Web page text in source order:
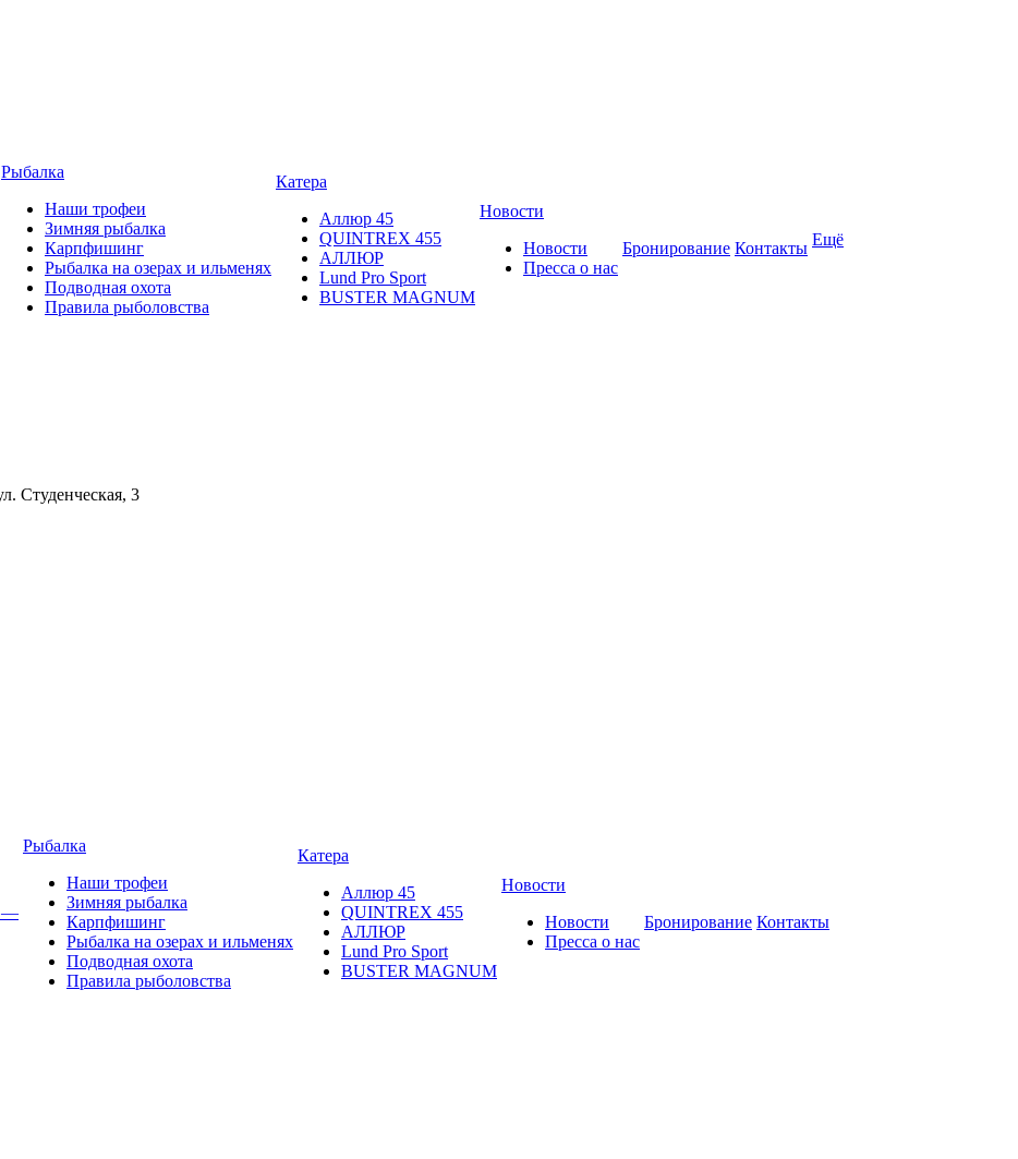
Рыбалка
Наши трофеи
Зимняя рыбалка
Карпфишинг
Рыбалка на озерах и ильменях
Подводная охота
Правила рыболовства
Катера
Аллюр 45
QUINTREX 455
АЛЛЮР
Lund Рro Sport
BUSTER MAGNUM
Новости
Новости
Пресса о нас
Бронирование Контакты Ещё
Студенческая, 3
—
Рыбалка
Наши трофеи
Зимняя рыбалка
Карпфишинг
Рыбалка на озерах и ильменях
Подводная охота
Правила рыболовства
Катера
Аллюр 45
QUINTREX 455
АЛЛЮР
Lund Рro Sport
BUSTER MAGNUM
Новости
Новости
Пресса о нас
Бронирование Контакты